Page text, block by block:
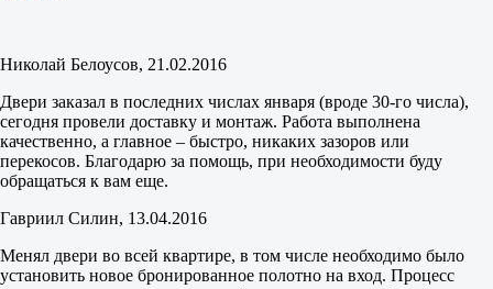
Николай Белоусов, 21.02.2016
Двери заказал в последних числах января (вроде 30-го числа),
сегодня провели доставку и монтаж. Работа выполнена
качественно, а главное – быстро, никаких зазоров или
перекосов. Благодарю за помощь, при необходимости буду
обращаться к вам еще.
Гавриил Силин, 13.04.2016
Менял двери во всей квартире, в том числе необходимо было
установить новое бронированное полотно на вход. Процесс